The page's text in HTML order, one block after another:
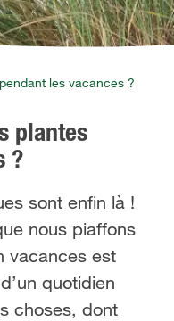
les vacances ?
plantes
?
sont enfin là !
nous piaffons
vacances est
quotidien
choses, dont